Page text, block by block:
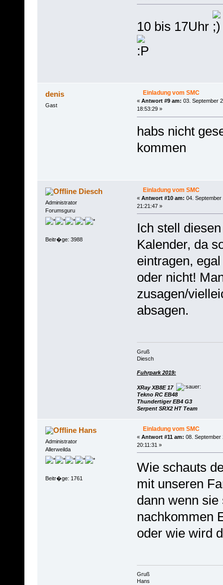
10 bis 17Uhr
denis
Gast
Einladung vom SMC
« Antwort #9 am: 03. September
18:53:29 »
habs nicht
kommen
Diesch
Administrator
Forumsguru
Beitr�ge: 3988
Einladung vom SMC
« Antwort #10 am: 04. September
21:21:47 »
Ich stell
Kalender, da
eintragen,
oder nicht!
zusagen/
absagen.
Gruß
Diesch
Fuhrpark 2019:
XRay XB8E 17
Tekno RC EB48
Thundertiger EB4 G3
Serpent SRX2 HT Team
Hans
Administrator
Allerweilda
Beitr�ge: 1761
Einladung vom SMC
« Antwort #11 am: 08. September
20:11:31 »
Wie schauts
mit unseren
dann wenn sie
nachkommen
oder wie wird
Gruß
Hans